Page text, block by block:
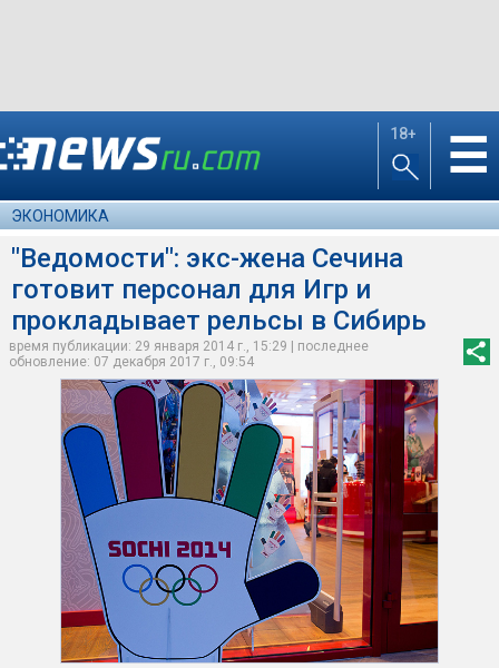
18+ ☰
ЭКОНОМИКА
"Ведомости": экс-жена Сечина
готовит персонал для Игр и
прокладывает рельсы в Сибирь
время публикации: 29 января 2014 г., 15:29 | последнее
обновление: 07 декабря 2017 г., 09:54